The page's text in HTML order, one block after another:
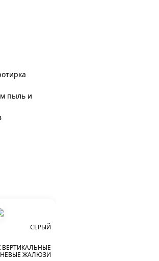
пыль и
СЕРЫЙ
ЖАЛЮЗИ